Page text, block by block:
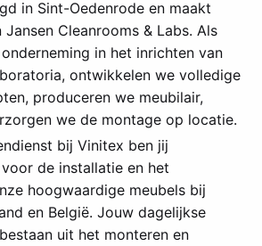
in Sint-Oedenrode en maakt
Cleanrooms & Labs. Als
in het inrichten van
ontwikkelen we volledige
produceren we meubilair,
we de montage op locatie.
bij Vinitex ben jij
de installatie en het
hoogwaardige meubels bij
en België. Jouw dagelijkse
uit het monteren en